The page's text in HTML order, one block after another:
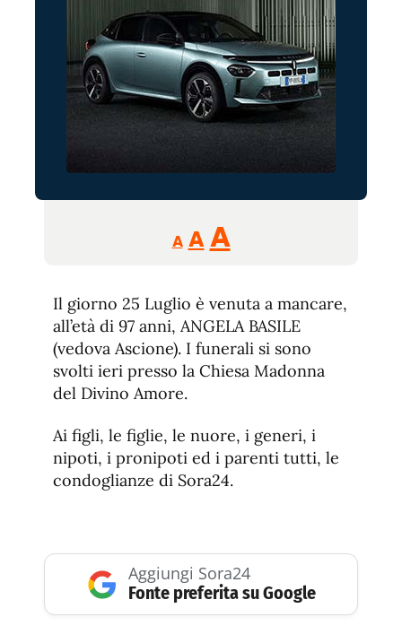
A
Reducir
tamaño
A Restablecer
fuente
AAumentar
de
fuente.
Il giorno 25 Luglio è venuta a mancare,
all’età di 97 anni, ANGELA BASILE
(vedova Ascione). I funerali si sono
svolti ieri presso la Chiesa Madonna
del Divino Amore.
Ai figli, le figlie, le nuore, i generi, i
nipoti, i pronipoti ed i parenti tutti, le
condoglianze di Sora24.
Aggiungi Sora24
Fonte preferita su Google